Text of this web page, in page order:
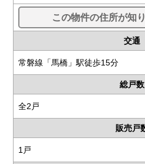
この物件の住所が知
交通
常磐線「馬橋」駅徒歩15分
総戸数
全2戸
販売戸
1戸